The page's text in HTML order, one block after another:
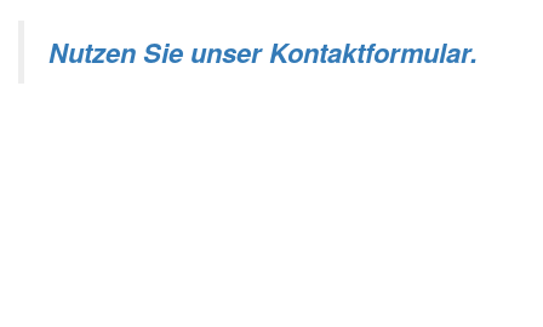
Nutzen Sie unser Kontaktformular.